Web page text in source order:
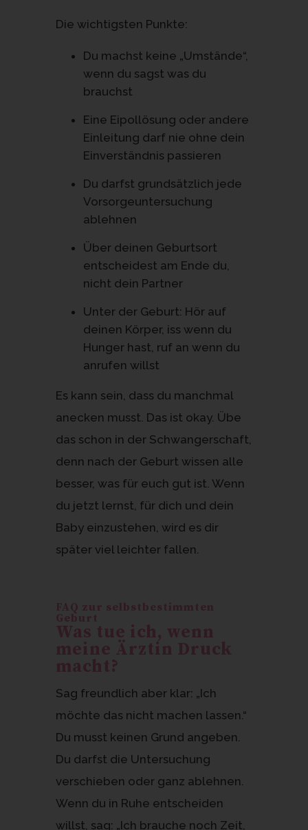
Die wichtigsten Punkte:
Du machst keine „Umstände“,
wenn du sagst was du
brauchst
Eine Eipollösung oder andere
Einleitung darf nie ohne dein
Einverständnis passieren
Du darfst grundsätzlich jede
Vorsorgeuntersuchung
ablehnen
Über deinen Geburtsort
entscheidest am Ende du,
nicht dein Partner
Unter der Geburt: Hör auf
deinen Körper, iss wenn du
Hunger hast, ruf an wenn du
anrufen willst
Es kann sein, dass du manchmal
anecken musst. Das ist okay. Übe
das schon in der Schwangerschaft,
denn nach der Geburt wissen alle
besser, was für euch gut ist. Wenn
du jetzt lernst, für dich und dein
Baby einzustehen, wird es dir
später viel leichter fallen.
FAQ zur selbstbestimmten
Geburt
Was tue ich, wenn
meine Ärztin Druck
macht?
Sag freundlich aber klar: „Ich
möchte das nicht machen lassen.“
Du musst keinen Grund angeben.
Du darfst die Untersuchung
verschieben oder ganz ablehnen.
Wenn du in Ruhe entscheiden
willst, sag: „Ich brauche noch Zeit,